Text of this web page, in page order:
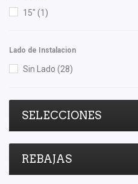
15" (1)
Lado de Instalacion
Sin Lado (28)
SELECCIONES
REBAJAS